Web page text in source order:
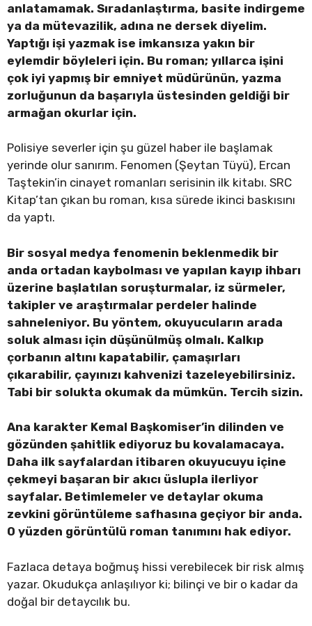
anlatamamak. Sıradanlaştırma, basite indirgeme
ya da mütevazilik, adına ne dersek diyelim.
Yaptığı işi yazmak ise imkansıza yakın bir
eylemdir böyleleri için. Bu roman; yıllarca işini
çok iyi yapmış bir emniyet müdürünün, yazma
zorluğunun da başarıyla üstesinden geldiği bir
armağan okurlar için.
Polisiye severler için şu güzel haber ile başlamak
yerinde olur sanırım. Fenomen (Şeytan Tüyü), Ercan
Taştekin’in cinayet romanları serisinin ilk kitabı. SRC
Kitap’tan çıkan bu roman, kısa sürede ikinci baskısını
da yaptı.
Bir sosyal medya fenomenin beklenmedik bir
anda ortadan kaybolması ve yapılan kayıp ihbarı
üzerine başlatılan soruşturmalar, iz sürmeler,
takipler ve araştırmalar perdeler halinde
sahneleniyor. Bu yöntem, okuyucuların arada
soluk alması için düşünülmüş olmalı. Kalkıp
çorbanın altını kapatabilir, çamaşırları
çıkarabilir, çayınızı kahvenizi tazeleyebilirsiniz.
Tabi bir solukta okumak da mümkün. Tercih sizin.
Ana karakter Kemal Başkomiser’in dilinden ve
gözünden şahitlik ediyoruz bu kovalamacaya.
Daha ilk sayfalardan itibaren okuyucuyu içine
çekmeyi başaran bir akıcı üslupla ilerliyor
sayfalar. Betimlemeler ve detaylar okuma
zevkini görüntüleme safhasına geçiyor bir anda.
O yüzden görüntülü roman tanımını hak ediyor.
Fazlaca detaya boğmuş hissi verebilecek bir risk almış
yazar. Okudukça anlaşılıyor ki; bilinçi ve bir o kadar da
doğal bir detaycılık bu.